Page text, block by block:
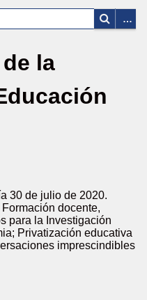
la
30 de julio de 2020.
docente,
para la Investigación
Privatización educativa
imprescindibles